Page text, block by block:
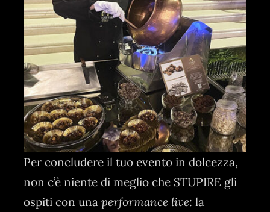
Per concludere il tuo evento in dolcezza,
non c’è niente di meglio che STUPIRE gli
ospiti con una performance live: la